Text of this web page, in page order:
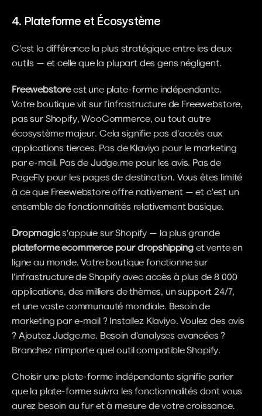
4. Plateforme et Écosystème
C'est la différence la plus stratégique entre les deux
outils — et celle que la plupart des gens négligent.
Freewebstore est une plate-forme indépendante.
Votre boutique vit sur l'infrastructure de Freewebstore,
pas sur Shopify, WooCommerce, ou tout autre
écosystème majeur. Cela signifie pas d'accès aux
applications tierces. Pas de Klaviyo pour le marketing
par e-mail. Pas de Judge.me pour les avis. Pas de
PageFly pour les pages de destination. Vous êtes limité
à ce que Freewebstore offre nativement — et c'est un
ensemble de fonctionnalités relativement basique.
Dropmagic
s'appuie sur Shopify — la plus grande
plateforme ecommerce pour dropshipping et vente en
ligne au monde. Votre boutique fonctionne sur
l'infrastructure de Shopify avec accès à plus de 8 000
applications, des milliers de thèmes, un support 24/7,
et une vaste communauté mondiale. Besoin de
marketing par e-mail ? Installez Klaviyo. Voulez des avis
? Ajoutez Judge.me. Besoin d'analyses avancées ?
Branchez n'importe quel outil compatible Shopify.
Choisir une plate-forme indépendante signifie parier
que la plate-forme suivra les fonctionnalités dont vous
aurez besoin au fur et à mesure de votre croissance.